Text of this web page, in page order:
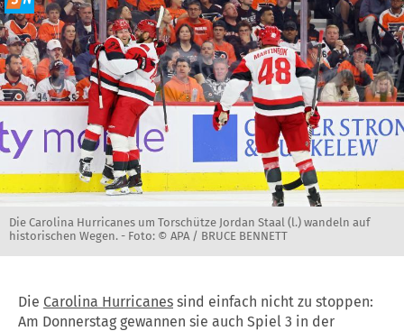
Die Carolina Hurricanes um Torschütze Jordan Staal (l.) wandeln auf
historischen Wegen. - Foto: © APA / BRUCE BENNETT
Die Carolina Hurricanes sind einfach nicht zu stoppen:
Am Donnerstag gewannen sie auch Spiel 3 in der